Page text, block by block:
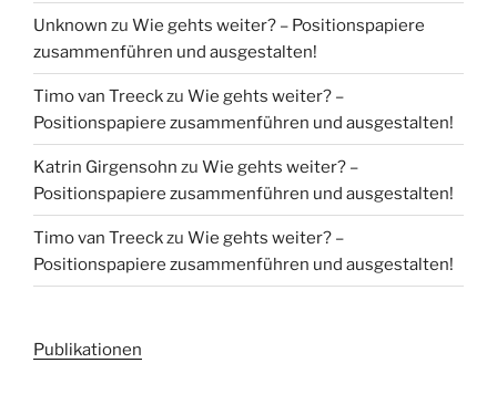
Unknown zu Wie gehts weiter? – Positionspapiere
zusammenführen und ausgestalten!
Timo van Treeckzu Wie gehts weiter? –
Positionspapiere zusammenführen und ausgestalten!
Katrin Girgensohn zu Wie gehts weiter? –
Positionspapiere zusammenführen und ausgestalten!
Timo van Treeckzu Wie gehts weiter? –
Positionspapiere zusammenführen und ausgestalten!
Publikationen